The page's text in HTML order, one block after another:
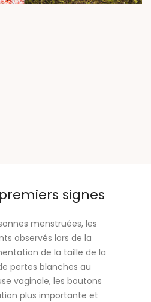
signes
menstruées, les
observés lors de la
de la taille de la
pertes blanches au
vaginale, les boutons
plus importante et